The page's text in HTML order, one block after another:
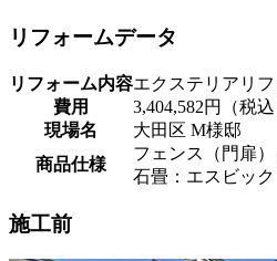
リフォームデータ
リフォーム内容エクステリアリ
費用
3,404,582円（税込
現場名
大田区 M様邸
商品仕様
フェンス（門扉
石畳：エスビッ
施工前